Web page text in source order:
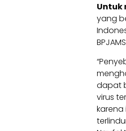
Untuk
yang
dapat
virus
karena